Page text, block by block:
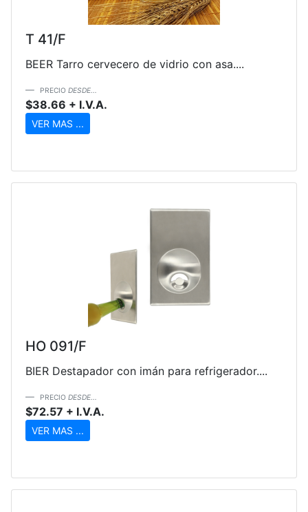
T 41/F
BEER Tarro cervecero de vidrio con asa....
PRECIO DESDE...
$38.66 + I.V.A.
VER MAS ...
HO 091/F
BIER Destapador con imán para refrigerador....
PRECIO DESDE...
$72.57 + I.V.A.
VER MAS ...